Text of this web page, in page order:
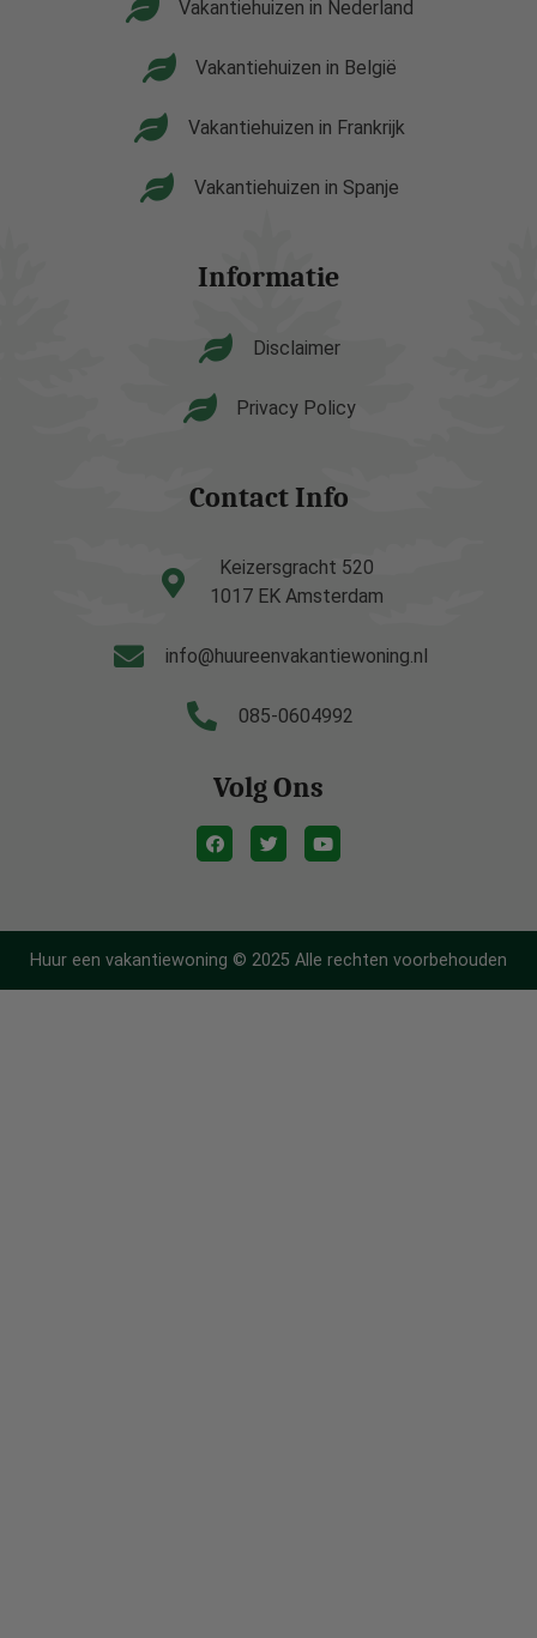
Vakantiehuizen in Nederland
Vakantiehuizen in België
Vakantiehuizen in Frankrijk
Vakantiehuizen in Spanje
Informatie
Disclaimer
Privacy Policy
Contact Info
Keizersgracht 520
1017 EK Amsterdam
info@huureenvakantiewoning.nl
085-0604992
Volg Ons
Huur een vakantiewoning © 2025 Alle rechten voorbehouden